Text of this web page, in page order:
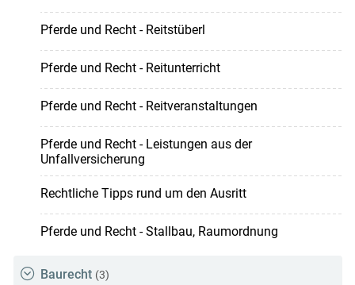
Pferde und Recht - Reitstüberl
Pferde und Recht - Reitunterricht
Pferde und Recht - Reitveranstaltungen
Pferde und Recht - Leistungen aus der
Unfallversicherung
Rechtliche Tipps rund um den Ausritt
Pferde und Recht - Stallbau, Raumordnung
Baurecht (3)